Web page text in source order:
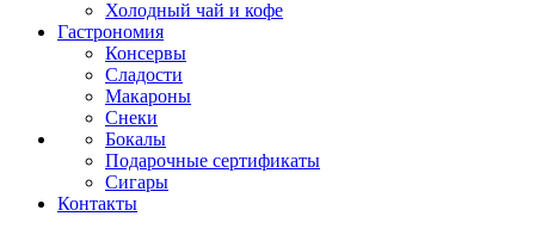
Холодный чай и кофе
Гастрономия
Консервы
Сладости
Макароны
Снеки
Бокалы
Подарочные сертификаты
Сигары
Контакты